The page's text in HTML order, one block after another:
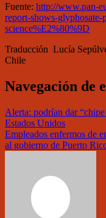
Fuente: http://www.pan-
report-shows-
science%E2%80%9D
Traducción Lucía
Chile
Navegación de
Alerta: podrían dar
Estados Unidos
Empleados enfermos de
al gobierno de Puerto